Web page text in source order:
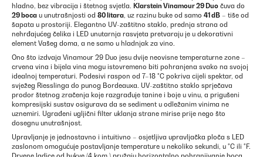
hladno, bez vibracija i štetnog svjetla. Klarstein Vinamour 29 Duo čuva do
29 boca u unutrašnjosti od 80 litara, uz razinu buke od samo 41 dB – tiše od
šapata u prostoriji. Elegantno UV-zaštitno staklo, prednja strana od
nehrđajućeg čelika i LED unutarnja rasvjeta pretvaraju je u dekorativni
element Vašeg doma, a ne samo u hladnjak za vino.
Ono što izdvaja Vinamour 29 Duo jesu dvije neovisne temperaturne zone –
crvena vina i bijela vina mogu istovremeno biti pohranjena svako na svojoj
idealnoj temperaturi. Podesivi raspon od 7–18 °C pokriva cijeli spektar, od
svježeg Riesslinga do punog Bordeauxa. UV-zaštitno staklo sprječava
prodor štetnog zračenja koje razgrađuje tanine i boje u vinu, a prigušeni
kompresijski sustav osigurava da se sediment u odležanim vinima ne
uznemiri. Ugrađeni ugljični filter uklanja strane mirise prije nego što
dosegnu unutrašnjost.
Upravljanje je jednostavno i intuitivno – osjetljiva upravljačka ploča s LED
zaslonom omogućuje postavljanje temperature u nekoliko sekundi, u °C ili °F.